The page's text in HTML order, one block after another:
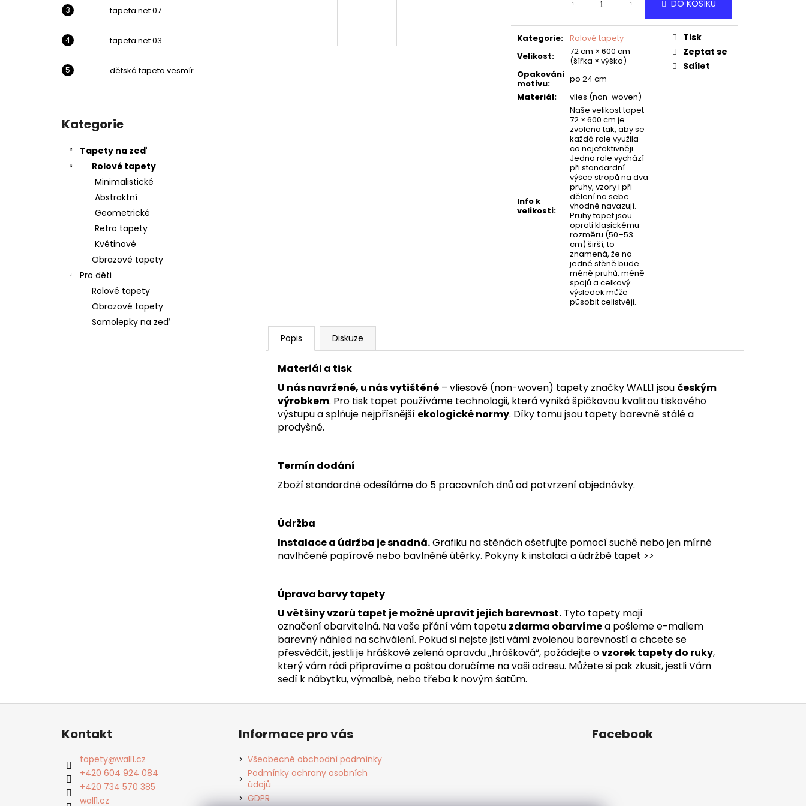
tapeta net 07
tapeta net 03
dětská tapeta vesmír
kategorie
Kategorie
Tapety na zeď
Rolové tapety
Minimalistické
Abstraktní
Geometrické
Retro tapety
Květinové
Obrazové tapety
Pro děti
Rolové tapety
Obrazové tapety
Samolepky na zeď
DO KOŠÍKU
Kategorie: Rolové tapety
Velikost:
72 cm × 600 cm
(šířka × výška)
Opakování
motivu:
po 24 cm
Materiál: vlies (non-woven)
Info k
velikosti:
Naše velikost tapet
72 × 600 cm je
zvolena tak, aby se
každá role využila
co nejefektivněji.
Jedna role vychází
při standardní
výšce stropů na dva
pruhy, vzory i při
dělení na sebe
vhodně navazují.
Pruhy tapet jsou
oproti klasickému
rozměru (50–53
cm) širší, to
znamená, že na
jedné stěně bude
méně pruhů, méně
spojů a celkový
výsledek může
působit celistvěji.
Tisk
Zeptat se
Sdílet
Popis Diskuze
Materiál a tisk
U nás navržené, u nás vytištěné – vliesové (non-woven) tapety značky WALL1 jsou českým
výrobkem. Pro tisk tapet používáme technologii, která vyniká špičkovou kvalitou tiskového
výstupu a splňuje nejpřísnější ekologické normy. Díky tomu jsou tapety barevně stálé a
prodyšné.
Termín dodání
Zboží standardně odesíláme do 5 pracovních dnů od potvrzení objednávky.
Údržba
Instalace a údržba je snadná.Grafiku na stěnách ošetřujte pomocí suché nebo jen mírně
navlhčené papírové nebo bavlněné útěrky. Pokyny k instalaci a údržbě tapet >>
Úprava barvy tapety
U většiny vzorů tapet je možné upravit jejich barevnost. Tyto tapety mají
označení obarvitelná. Na vaše přání vám tapetu zdarma obarvímea pošleme e-mailem
barevný náhled na schválení. Pokud si nejste jisti vámi zvolenou barevností a chcete se
přesvědčit, jestli je hráškově zelená opravdu „hrášková“, požádejte ovzorek tapety do ruky,
který vám rádi připravíme a poštou doručíme na vaši adresu. Můžete si pak zkusit, jestli Vám
sedí k nábytku, výmalbě, nebo třeba k novým šatům.
Z
Kontakt
tapety@wall1.cz
+420 604 924 084
+420 734 570 385
wall1.cz
Informace pro vás
Všeobecné obchodní podmínky
Podmínky ochrany osobních
údajů
GDPR
Facebook